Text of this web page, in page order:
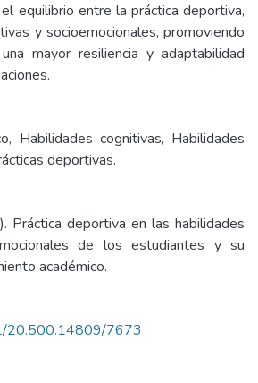
equilibrio entre la práctica deportiva,
y socioemocionales, promoviendo
mayor resiliencia y adaptabilidad
Habilidades cognitivas, Habilidades
deportivas.
Práctica deportiva en las habilidades
de los estudiantes y su
académico.
20.500.14809/7673